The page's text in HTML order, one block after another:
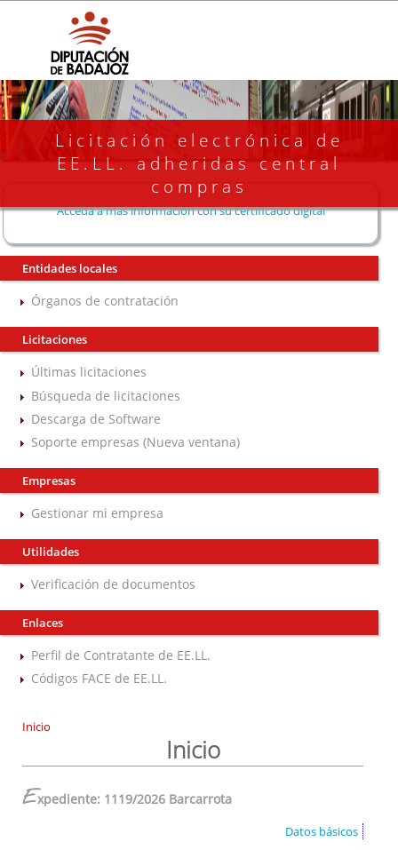
Licitación electrónica de
EE.LL. adheridas central
compras
Acceda a más información con su certificado digital
Entidades locales
Órganos de contratación
Licitaciones
Últimas licitaciones
Búsqueda de licitaciones
Descarga de Software
Soporte empresas (Nueva ventana)
Empresas
Gestionar mi empresa
Utilidades
Verificación de documentos
Enlaces
Perfil de Contratante de EE.LL.
Códigos FACE de EE.LL.
Inicio
Inicio
Expediente: 1119/2026 Barcarrota
Datos básicos